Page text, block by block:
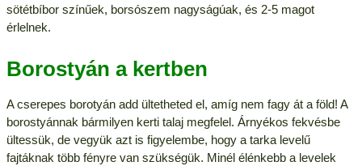
sötétbíbor színűek, borsószem nagyságúak, és 2-5 magot
érlelnek.
Borostyán a kertben
A cserepes borotyán add ültetheted el, amíg nem fagy át a föld! A
borostyánnak bármilyen kerti talaj megfelel. Árnyékos fekvésbe
ültessük, de vegyük azt is figyelembe, hogy a tarka levelű
fajtáknak több fényre van szükségük. Minél élénkebb a levelek